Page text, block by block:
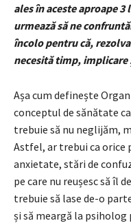
ales în aceste aproape
urmează să ne
încolo pentru că,
necesită timp, implicare
Așa cum definește
conceptul de sănătate
trebuie să nu neglijăm,
Astfel, ar trebui ca orice
anxietate, stări de
pe care nu reușesc să îl
trebuie să lase de-o
și să meargă la